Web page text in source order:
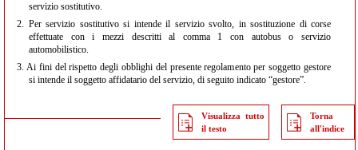
servizio sostitutivo.
2. Per servizio sostitutivo si intende il servizio svolto, in sostituzione di corse
effettuate con i mezzi descritti al comma 1 con autobus o servizio
automobilistico.
3. Ai fini del rispetto degli obblighi del presente regolamento per soggetto gestore
si intende il soggetto affidatario del servizio, di seguito indicato “gestore”.
Visualizza tutto
il testo
Torna
all'indice